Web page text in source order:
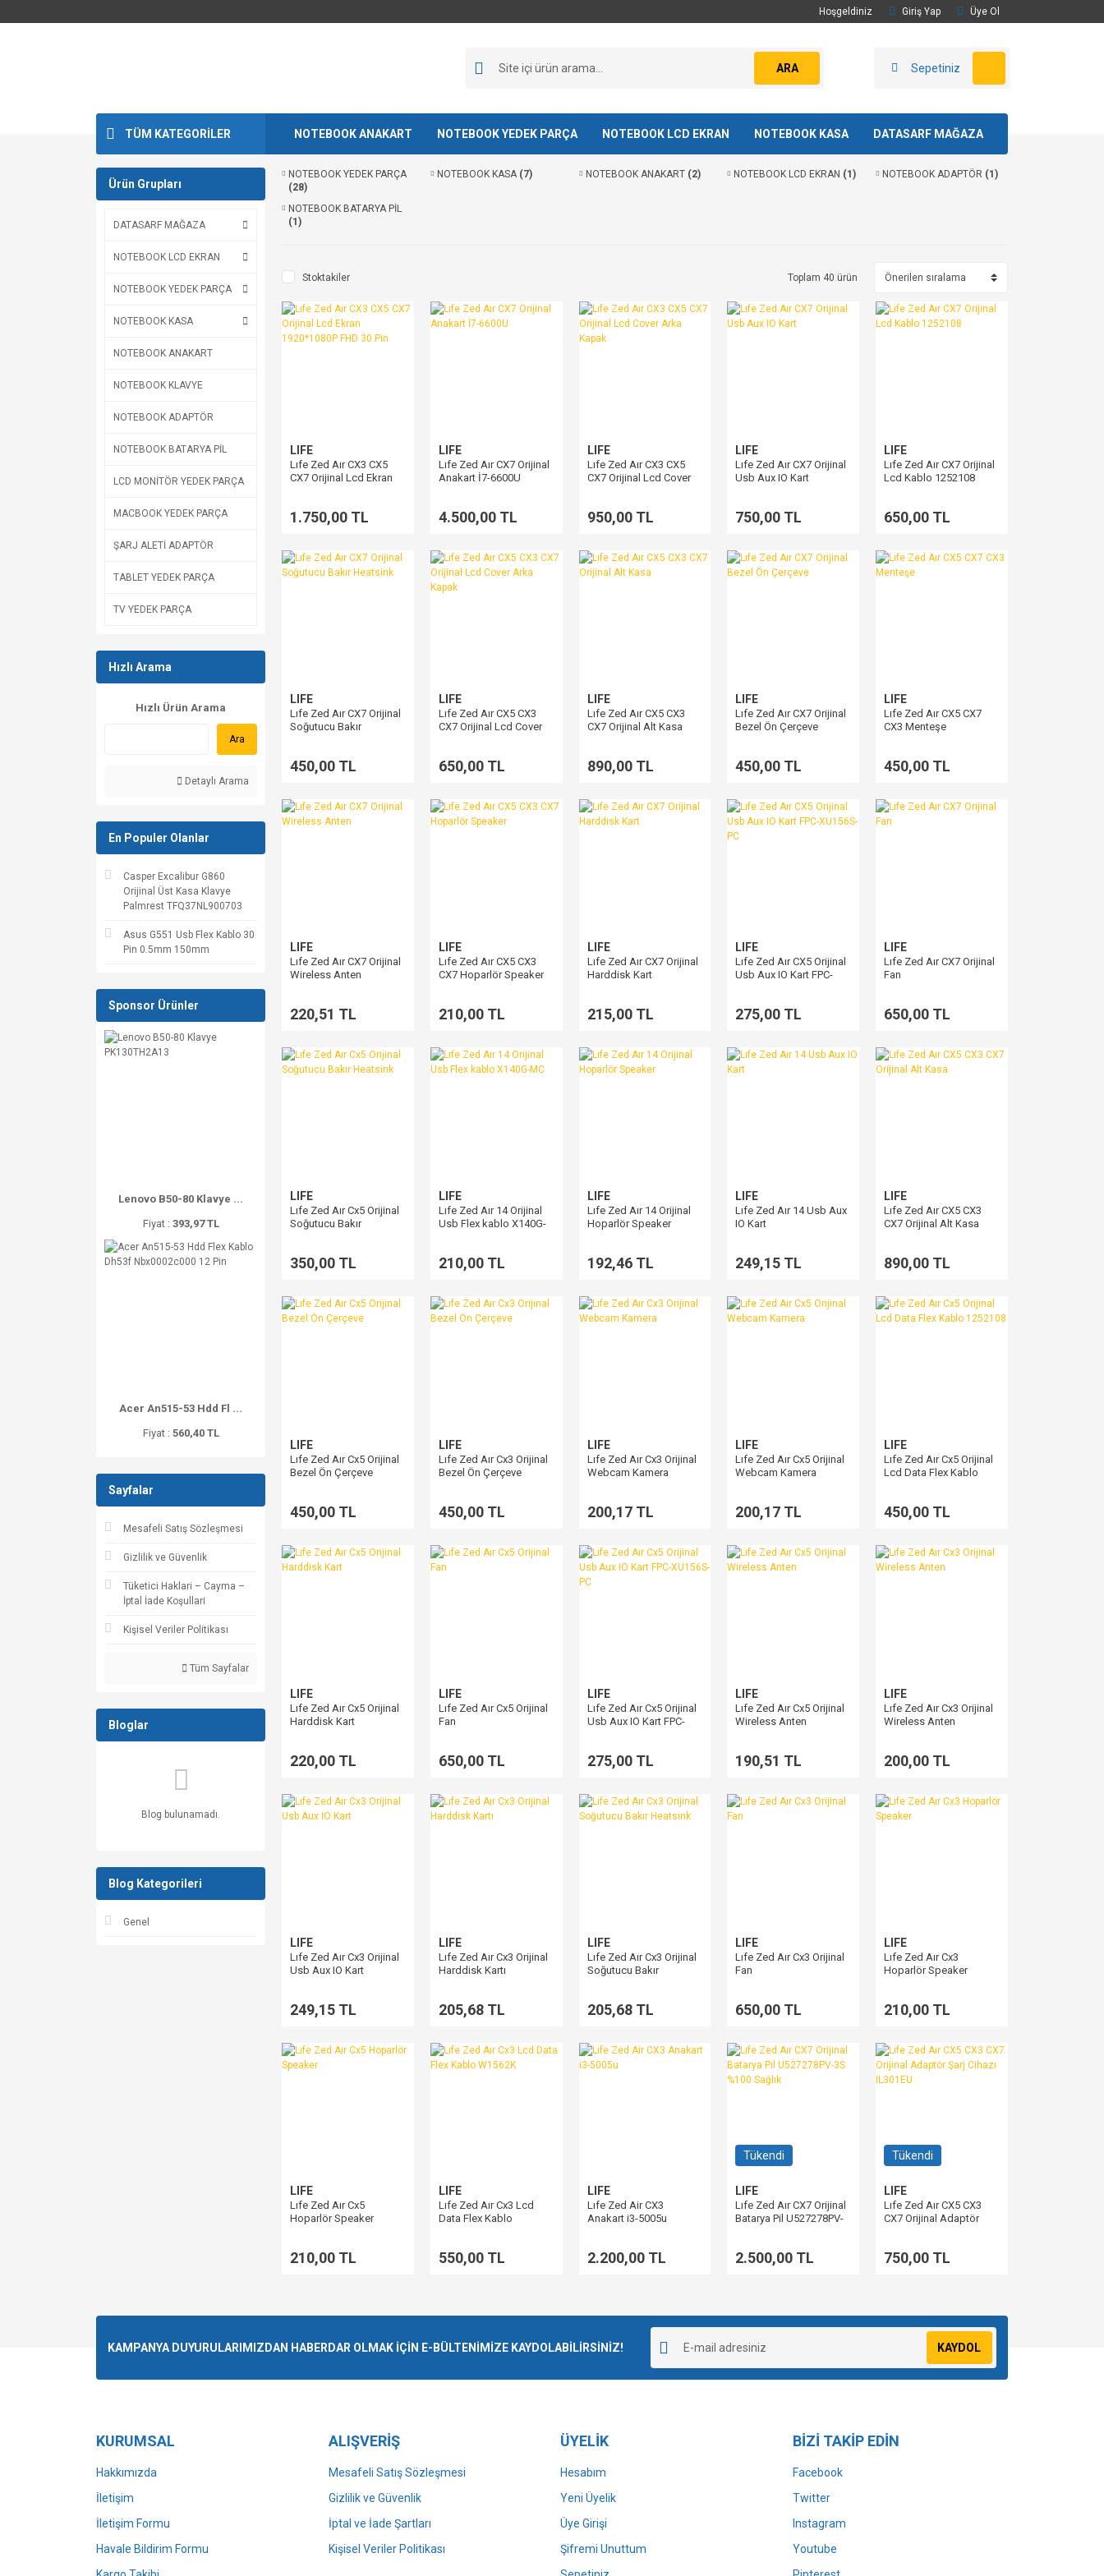
Hoşgeldiniz Giriş Yap Üye Ol
ARA Sepetiniz
TÜM KATEGORİLER NOTEBOOK ANAKART NOTEBOOK YEDEK PARÇA NOTEBOOK LCD EKRAN NOTEBOOK KASA DATASARF MAĞAZA
Ürün Grupları
DATASARF MAĞAZA
NOTEBOOK LCD EKRAN
NOTEBOOK YEDEK PARÇA
NOTEBOOK KASA
NOTEBOOK ANAKART
NOTEBOOK KLAVYE
NOTEBOOK ADAPTÖR
NOTEBOOK BATARYA PİL
LCD MONİTÖR YEDEK PARÇA
MACBOOK YEDEK PARÇA
ŞARJ ALETİ ADAPTÖR
TABLET YEDEK PARÇA
TV YEDEK PARÇA
Hızlı Arama
Hızlı Ürün Arama
Ara
Detaylı Arama
En Populer Olanlar
Casper Excalibur G860
Orijinal Üst Kasa Klavye
Palmrest TFQ37NL900703
Asus G551 Usb Flex Kablo 30
Pin 0.5mm 150mm
Sponsor Ürünler
Lenovo B50-80 Klavye ...
Fiyat : 393,97 TL
Acer An515-53 Hdd Fl ...
Fiyat : 560,40 TL
Sayfalar
Mesafeli Satış Sözleşmesi
Gizlilik ve Güvenlik
Tüketici Haklari – Cayma –
İptal İade Koşullari
Kişisel Veriler Politikası
Tüm Sayfalar
Bloglar
Blog bulunamadı.
Blog Kategorileri
Genel
NOTEBOOK YEDEK PARÇA
(28)
NOTEBOOK KASA (7) NOTEBOOK ANAKART (2) NOTEBOOK LCD EKRAN (1) NOTEBOOK ADAPTÖR (1)
NOTEBOOK BATARYA PİL
(1)
Stoktakiler Toplam 40 ürün
LIFE
Lıfe Zed Aır CX3 CX5
CX7 Orijinal Lcd Ekran
1.750,00 TL
LIFE
Lıfe Zed Aır CX7 Orijinal
Anakart İ7-6600U
4.500,00 TL
LIFE
Lıfe Zed Aır CX3 CX5
CX7 Orijinal Lcd Cover
950,00 TL
LIFE
Lıfe Zed Aır CX7 Orijinal
Usb Aux IO Kart
750,00 TL
LIFE
Lıfe Zed Aır CX7 Orijinal
Lcd Kablo 1252108
650,00 TL
LIFE
Lıfe Zed Aır CX7 Orijinal
Soğutucu Bakır
450,00 TL
LIFE
Lıfe Zed Aır CX5 CX3
CX7 Orijinal Lcd Cover
650,00 TL
LIFE
Lıfe Zed Aır CX5 CX3
CX7 Orijinal Alt Kasa
890,00 TL
LIFE
Lıfe Zed Aır CX7 Orijinal
Bezel Ön Çerçeve
450,00 TL
LIFE
Lıfe Zed Aır CX5 CX7
CX3 Menteşe
450,00 TL
LIFE
Lıfe Zed Aır CX7 Orijinal
Wireless Anten
220,51 TL
LIFE
Lıfe Zed Aır CX5 CX3
CX7 Hoparlör Speaker
210,00 TL
LIFE
Lıfe Zed Aır CX7 Orijinal
Harddisk Kart
215,00 TL
LIFE
Lıfe Zed Aır CX5 Orijinal
Usb Aux IO Kart FPC-
275,00 TL
LIFE
Lıfe Zed Aır CX7 Orijinal
Fan
650,00 TL
LIFE
Lıfe Zed Aır Cx5 Orijinal
Soğutucu Bakır
350,00 TL
LIFE
Lıfe Zed Aır 14 Orijinal
Usb Flex kablo X140G-
210,00 TL
LIFE
Lıfe Zed Aır 14 Orijinal
Hoparlör Speaker
192,46 TL
LIFE
Lıfe Zed Aır 14 Usb Aux
IO Kart
249,15 TL
LIFE
Lıfe Zed Aır CX5 CX3
CX7 Orijinal Alt Kasa
890,00 TL
LIFE
Lıfe Zed Aır Cx5 Orijinal
Bezel Ön Çerçeve
450,00 TL
LIFE
Lıfe Zed Aır Cx3 Orijinal
Bezel Ön Çerçeve
450,00 TL
LIFE
Lıfe Zed Aır Cx3 Orijinal
Webcam Kamera
200,17 TL
LIFE
Lıfe Zed Aır Cx5 Orijinal
Webcam Kamera
200,17 TL
LIFE
Lıfe Zed Aır Cx5 Orijinal
Lcd Data Flex Kablo
450,00 TL
LIFE
Lıfe Zed Aır Cx5 Orijinal
Harddisk Kart
220,00 TL
LIFE
Lıfe Zed Aır Cx5 Orijinal
Fan
650,00 TL
LIFE
Lıfe Zed Aır Cx5 Orijinal
Usb Aux IO Kart FPC-
275,00 TL
LIFE
Lıfe Zed Aır Cx5 Orijinal
Wireless Anten
190,51 TL
LIFE
Lıfe Zed Aır Cx3 Orijinal
Wireless Anten
200,00 TL
LIFE
Lıfe Zed Aır Cx3 Orijinal
Usb Aux IO Kart
249,15 TL
LIFE
Lıfe Zed Aır Cx3 Orijinal
Harddisk Kartı
205,68 TL
LIFE
Lıfe Zed Aır Cx3 Orijinal
Soğutucu Bakır
205,68 TL
LIFE
Lıfe Zed Aır Cx3 Orijinal
Fan
650,00 TL
LIFE
Lıfe Zed Aır Cx3
Hoparlör Speaker
210,00 TL
LIFE
Lıfe Zed Aır Cx5
Hoparlör Speaker
210,00 TL
LIFE
Lıfe Zed Aır Cx3 Lcd
Data Flex Kablo
550,00 TL
LIFE
Lıfe Zed Air CX3
Anakart i3-5005u
2.200,00 TL
Tükendi
LIFE
Lıfe Zed Aır CX7 Orijinal
Batarya Pil U527278PV-
2.500,00 TL
Tükendi
LIFE
Lıfe Zed Aır CX5 CX3
CX7 Orijinal Adaptör
750,00 TL
KAMPANYA DUYURULARIMIZDAN HABERDAR OLMAK İÇİN E-BÜLTENİMİZE KAYDOLABİLİRSİNİZ! KAYDOL
KURUMSAL
Hakkımızda
İletişim
İletişim Formu
Havale Bildirim Formu
ALIŞVERİŞ
Mesafeli Satış Sözleşmesi
Gizlilik ve Güvenlik
İptal ve İade Şartları
Kişisel Veriler Politikası
ÜYELİK
Hesabım
Yeni Üyelik
Üye Girişi
Şifremi Unuttum
BİZİ TAKİP EDİN
Facebook
Twitter
Instagram
Youtube